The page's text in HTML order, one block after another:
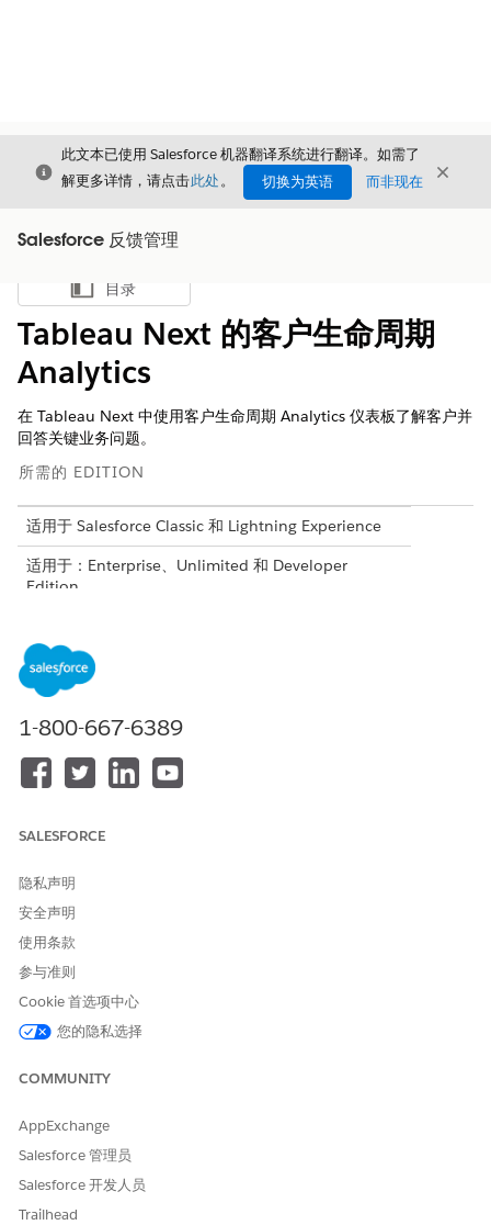
关闭
此文本已使用 Salesforce 机器翻译系统进行翻译。如需了
解更多详情，请点击此处。 切换为英语 而非现在 关闭
Salesforce 反馈管理
显示目录
目录
Tableau Next 的客户生命周期
Analytics
在 Tableau Next 中使用客户生命周期 Analytics 仪表板了解客户并
回答关键业务问题。
所需的 EDITION
适用于 Salesforce Classic 和 Lightning Experience
适用于：Enterprise、Unlimited 和 Developer
Edition
Data Cloud 许可证，以及以下 Tableau Next 许可证之
一：Tableau Next 创建者、Tableau Next 客户或
Tableau Next 有限消费者。有关适用许可证的完整列
使用 Tableau Next 启用客户生命周期 Analytics
使用“设置”中的调查设置和 Tableau Next Hub，安装并打开客
将客户生命周期 Analytics 与 Tableau Next 仪表板一起使用
使用，以获取对客户的可操作见解，并回答有关业务的关键问
题。
请与我们共享您的想法，以便我们进行改进！
1-800-667-6389
SALESFORCE
隐私声明
安全声明
使用条款
参与准则
Cookie 首选项中心
您的隐私选择
COMMUNITY
AppExchange
Salesforce 管理员
Salesforce 开发人员
Trailhead